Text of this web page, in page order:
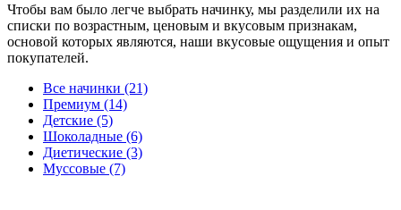
Чтобы вам было легче выбрать начинку, мы разделили их на
списки по возрастным, ценовым и вкусовым признакам,
основой которых являются, наши вкусовые ощущения и опыт
покупателей.
Все начинки (21)
Премиум (14)
Детские (5)
Шоколадные (6)
Диетические (3)
Муссовые (7)